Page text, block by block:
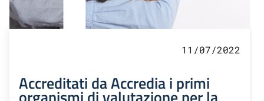
11/07/2022
Accreditati da Accredia i primi